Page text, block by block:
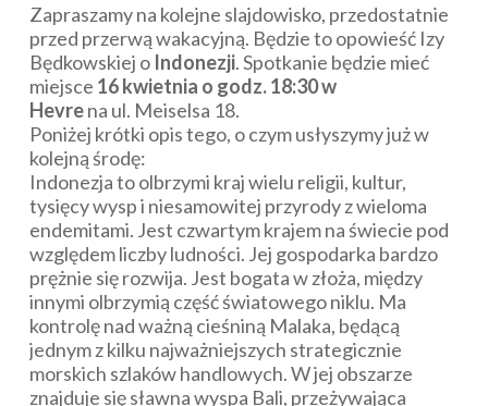
Zapraszamy na kolejne slajdowisko, przedostatnie
przed przerwą wakacyjną. Będzie to opowieść Izy
Będkowskiej o Indonezji. Spotkanie będzie mieć
miejsce 16 kwietnia o godz. 18:30 w
Hevrena ul. Meiselsa 18.
Poniżej krótki opis tego, o czym usłyszymy już w
kolejną środę:
Indonezja to olbrzymi kraj wielu religii, kultur,
tysięcy wysp i niesamowitej przyrody z wieloma
endemitami. Jest czwartym krajem na świecie pod
względem liczby ludności. Jej gospodarka bardzo
prężnie się rozwija. Jest bogata w złoża, między
innymi olbrzymią część światowego niklu. Ma
kontrolę nad ważną cieśniną Malaka, będącą
jednym z kilku najważniejszych strategicznie
morskich szlaków handlowych. W jej obszarze
znajduje się sławna wyspa Bali, przeżywająca